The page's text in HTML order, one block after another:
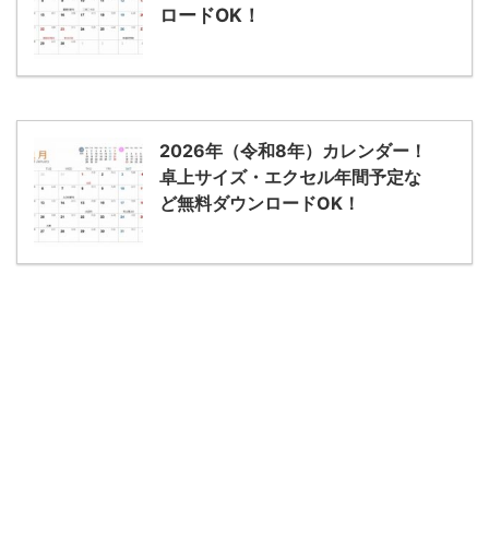
ロードOK！
2026年（令和8年）カレンダー！
卓上サイズ・エクセル年間予定な
ど無料ダウンロードOK！